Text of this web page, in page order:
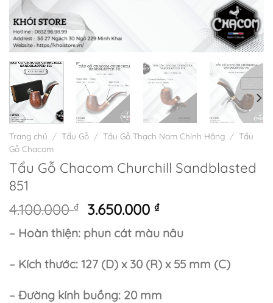
Trang chủ / Tẩu Gỗ / Tẩu Gỗ Thạch Nam Chính Hãng / Tẩu
Gỗ Chacom
Tẩu Gỗ Chacom Churchill Sandblasted
851
4.100.000₫
Giá
gốc
là:
3.650.000₫Giá
hiện
tại
3.650.000 ₫.
– Hoàn thiện: phun cát màu nâu
– Kích thước: 127 (D) x 30 (R) x 55 mm (C)
– Đường kính buồng: 20 mm